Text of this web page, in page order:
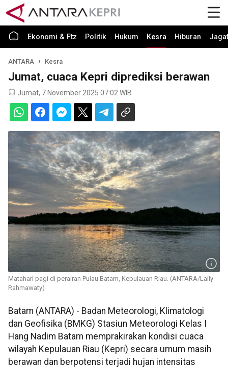
Ekonomi & Ftz Politik Hukum Kesra Hiburan Jagat
ANTARA Kesra
Jumat, cuaca Kepri diprediksi berawan
Jumat, 7 November 2025 07:02 WIB
Matahari pagi di perairan Pulau Batam, Kepulauan Riau. (ANTARA/Laily
Rahmawaty)
Batam (ANTARA) - Badan Meteorologi, Klimatologi
dan Geofisika (BMKG) Stasiun Meteorologi Kelas I
Hang Nadim Batam memprakirakan kondisi cuaca
wilayah Kepulauan Riau (Kepri) secara umum masih
berawan dan berpotensi terjadi hujan intensitas